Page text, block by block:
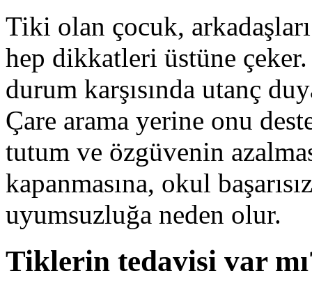
Tiki olan çocuk,
hep dikkatleri üstüne
durum karşısında utanç
Çare arama yerine onu
tutum ve özgüvenin
kapanmasına, okul
uyumsuzluğa neden olur.
Tiklerin tedavisi var